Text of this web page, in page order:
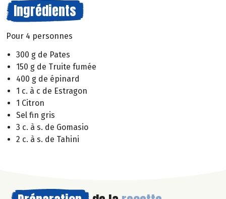
Ingrédients
Pour 4 personnes
300 g de Pates
150 g de Truite fumée
400 g de épinard
1 c. à c de Estragon
1 Citron
Sel fin gris
3 c. à s. de Gomasio
2 c. à s. de Tahini